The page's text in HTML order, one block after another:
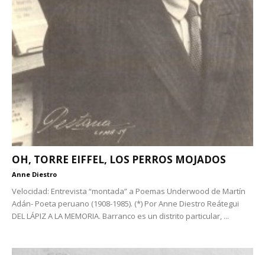
OH, TORRE EIFFEL, LOS PERROS MOJADOS
Anne Diestro
Velocidad: Entrevista “montada” a Poemas Underwood de Martín
Adán- Poeta peruano (1908-1985). (*) Por Anne Diestro Reátegui
DEL LÁPIZ A LA MEMORIA. Barranco es un distrito particular, ...